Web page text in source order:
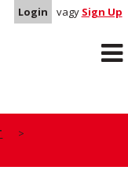
Login vagy Sign Up